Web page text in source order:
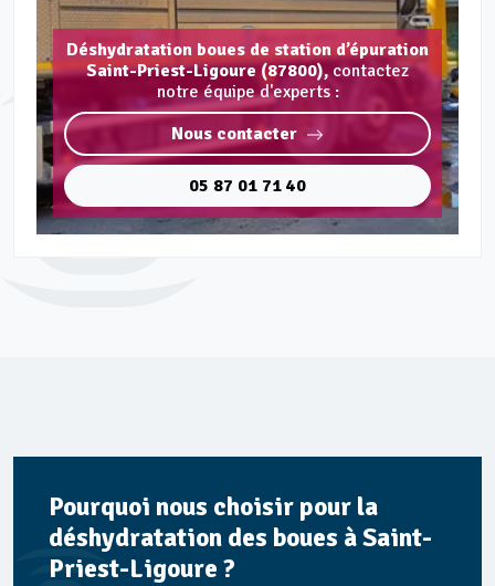
Déshydratation boues de station d’épuration
Saint-Priest-Ligoure (87800), contactez
notre équipe d'experts :
Nous contacter
05 87 01 71 40
Pourquoi nous choisir pour la
déshydratation des boues à Saint-
Priest-Ligoure ?